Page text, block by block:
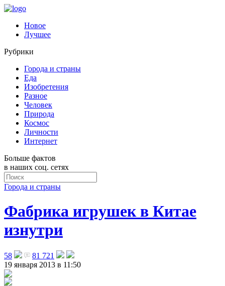
Новое
Лучшее
Рубрики
Города и страны
Еда
Изобретения
Разное
Человек
Природа
Космос
Личности
Интернет
Больше фактов
в наших соц. сетях
Города и страны
Фабрика игрушек в Китае
изнутри
58
81 721
19 января 2013 в 11:50